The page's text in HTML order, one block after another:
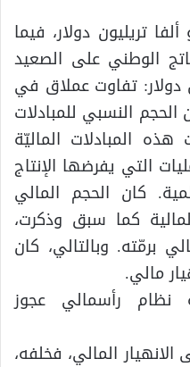
تريليون دولار، فيما
الوطني على الصعيد
44 تريليون دولار: تفاوت عملاق في
لم يكن الحجم النسبي للمبادلات
هذه المبادلات الماليّة
التي يفرضها الإنتاج
كان الحجم المالي
كما سبق وذكرت،
برمّته. وبالتالي، كان
مالي.
نظام رأسمالي عجوز
المالي، فخلفه،